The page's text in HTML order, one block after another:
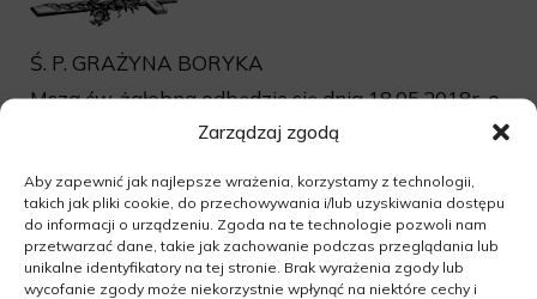
Zarządzaj zgodą
Aby zapewnić jak najlepsze wrażenia, korzystamy z technologii,
takich jak pliki cookie, do przechowywania i/lub uzyskiwania dostępu
do informacji o urządzeniu. Zgoda na te technologie pozwoli nam
przetwarzać dane, takie jak zachowanie podczas przeglądania lub
unikalne identyfikatory na tej stronie. Brak wyrażenia zgody lub
wycofanie zgody może niekorzystnie wpłynąć na niektóre cechy i
Ś. P. GRAŻYNA BORYKA
Msza św. żałobna odbędzie się dnia 18.05.2018r. o
godz. 11:30 w kościele NMP Niepokalanie Poczętej
świętej na cmentarzu parafialnym w Sierakowie.
O czym zawiadamia pogrążona w smutku
Rodzina.